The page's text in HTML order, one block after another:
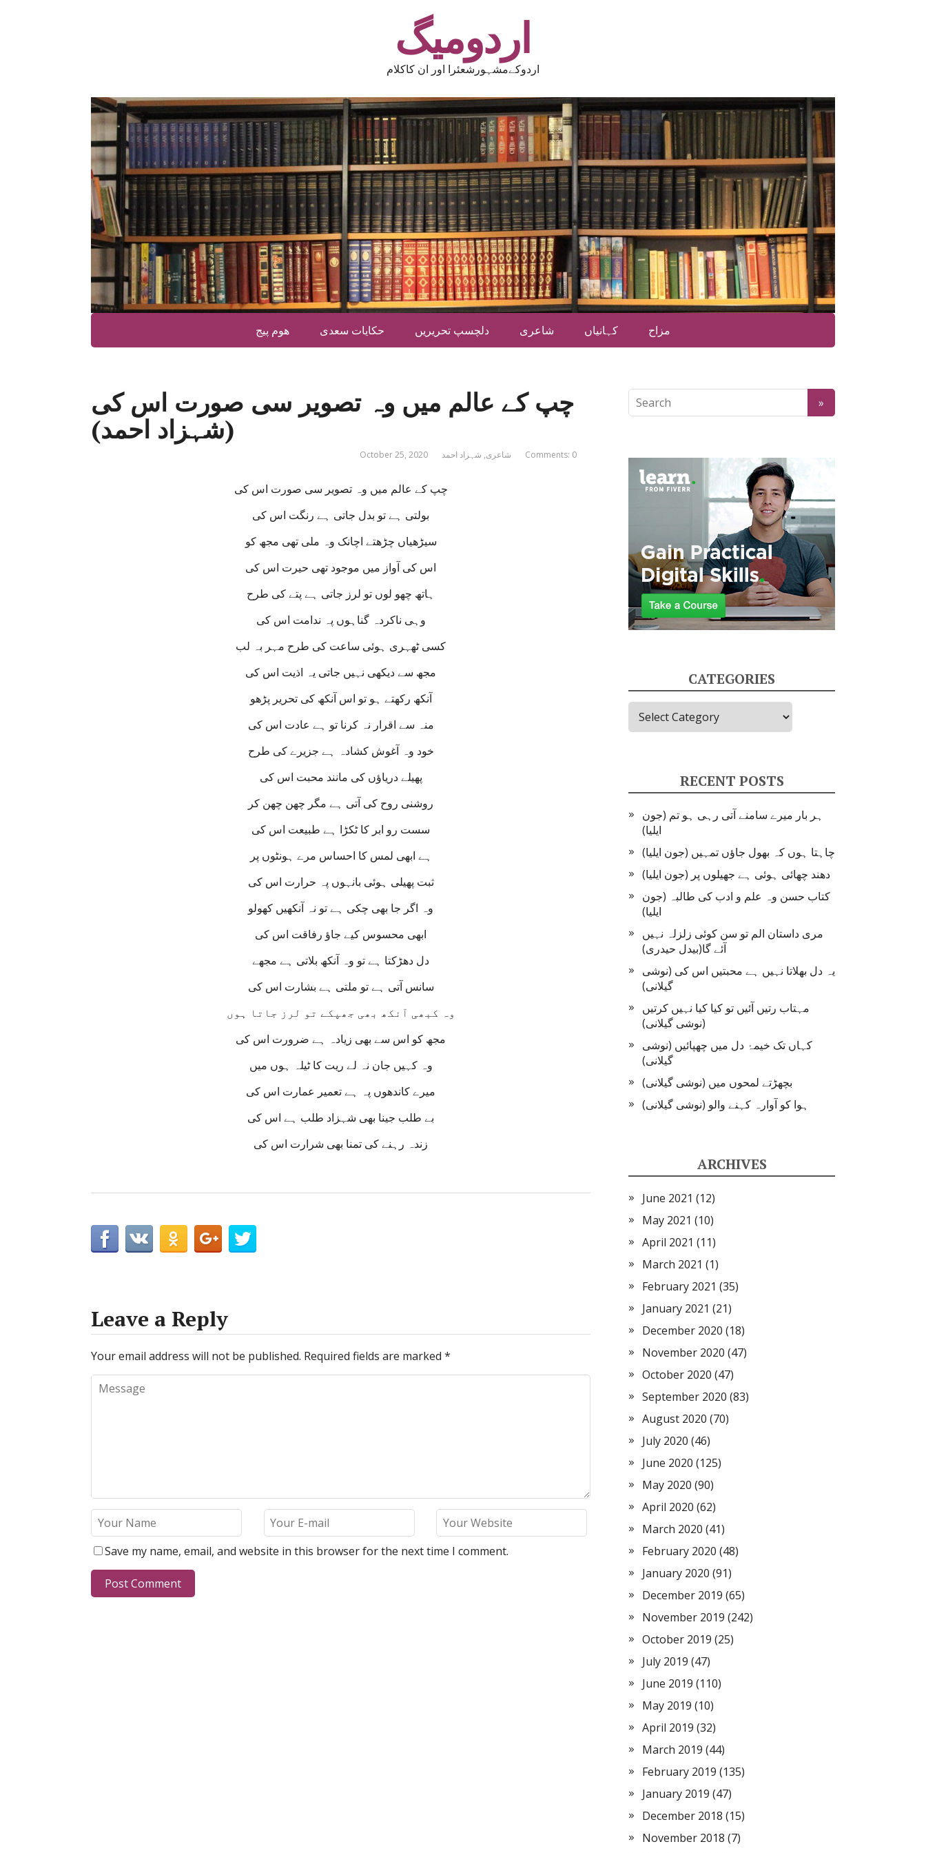
اردومیگ
اردوکےمشہورشعئرا اور ان کاکلام
ھوم پیج حکایات سعدی دلچسپ تحریریں شاعری کہانیاں مزاح
چپ کے عالم میں وہ تصویر سی صورت اس کی
(شہزاد احمد)
October 25, 2020 شاعری, شہزاد احمد Comments: 0
چپ کے عالم میں وہ تصویر سی صورت اس کی
بولتی ہے تو بدل جاتی ہے رنگت اس کی
سیڑھیاں چڑھتے اچانک وہ ملی تھی مجھ کو
اس کی آواز میں موجود تھی حیرت اس کی
ہاتھ چھو لوں تو لرز جاتی ہے پتے کی طرح
وہی ناکردہ گناہوں پہ ندامت اس کی
کسی ٹھہری ہوئی ساعت کی طرح مہر بہ لب
مجھ سے دیکھی نہیں جاتی یہ اذیت اس کی
آنکھ رکھتے ہو تو اس آنکھ کی تحریر پڑھو
منہ سے اقرار نہ کرنا تو ہے عادت اس کی
خود وہ آغوش کشادہ ہے جزیرے کی طرح
پھیلے دریاؤں کی مانند محبت اس کی
روشنی روح کی آتی ہے مگر چھن چھن کر
سست رو ابر کا ٹکڑا ہے طبیعت اس کی
ہے ابھی لمس کا احساس مرے ہونٹوں پر
ثبت پھیلی ہوئی بانہوں پہ حرارت اس کی
وہ اگر جا بھی چکی ہے تو نہ آنکھیں کھولو
ابھی محسوس کیے جاؤ رفاقت اس کی
دل دھڑکتا ہے تو وہ آنکھ بلاتی ہے مجھے
سانس آتی ہے تو ملتی ہے بشارت اس کی
وہ کبھی آنکھ بھی جھپکے تو لرز جاتا ہوں
مجھ کو اس سے بھی زیادہ ہے ضرورت اس کی
وہ کہیں جان نہ لے ریت کا ٹیلہ ہوں میں
میرے کاندھوں پہ ہے تعمیر عمارت اس کی
بے طلب جینا بھی شہزاد طلب ہے اس کی
زندہ رہنے کی تمنا بھی شرارت اس کی
Leave a Reply
Your email address will not be published. Required fields are marked *
Save my name, email, and website in this browser for the next time I comment.
CATEGORIES
Categories
RECENT POSTS
ہر بار میرے سامنے آتی رہی ہو تم (جون
ایلیا)
چاہتا ہوں کہ بھول جاؤں تمہیں (جون ایلیا)
دھند چھائی ہوئی ہے جھیلوں پر (جون ایلیا)
کتاب حسن وہ علم و ادب کی طالبہ (جون
ایلیا)
مری داستان الم تو سن کوئی زلزلہ نہیں
آئے گا(بیدل حیدری)
یہ دل بھلاتا نہیں ہے محبتیں اس کی (نوشی
گیلانی)
مہتاب رتیں آئیں تو کیا کیا نہیں کرتیں
(نوشی گیلانی)
کہاں تک خیمۂ دل میں چھپائیں (نوشی
گیلانی)
بچھڑتے لمحوں میں (نوشی گیلانی)
ہوا کو آوارہ کہنے والو (نوشی گیلانی)
ARCHIVES
June 2021 (12)
May 2021 (10)
April 2021 (11)
March 2021 (1)
February 2021 (35)
January 2021 (21)
December 2020 (18)
November 2020 (47)
October 2020 (47)
September 2020 (83)
August 2020 (70)
July 2020 (46)
June 2020 (125)
May 2020 (90)
April 2020 (62)
March 2020 (41)
February 2020 (48)
January 2020 (91)
December 2019 (65)
November 2019 (242)
October 2019 (25)
July 2019 (47)
June 2019 (110)
May 2019 (10)
April 2019 (32)
March 2019 (44)
February 2019 (135)
January 2019 (47)
December 2018 (15)
November 2018 (7)